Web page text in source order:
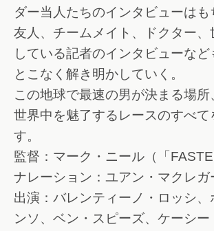
ダー当人たちのインタビューはも
友人、チームメイト、ドクター
している記者のインタビューな
とこなく解き明かしていく。
この地球で最速の男が決まる場所
世界中を魅了するレースのすべて
す。
監督：マーク・ニール（「
ナレーション：ユアン・マクレガ
出演：バレンティーノ・ロッシ、
ンソ、ベン・スピーズ、ケーシー